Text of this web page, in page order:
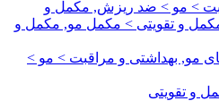
> مو > ضد ریزش, مکمل و
و تقویتی > مکمل مو, مکمل و
مو, بهداشتی و مراقبت > مو >
و تقویتی